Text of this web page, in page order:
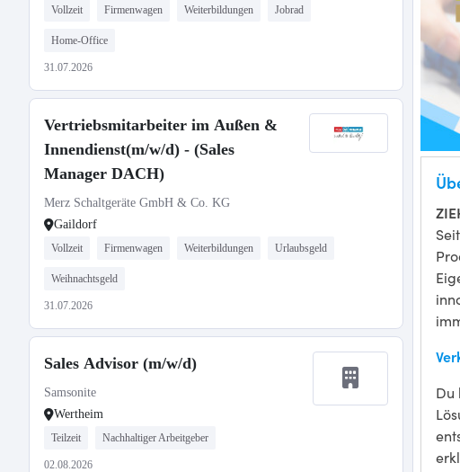
Vollzeit Firmenwagen Weiterbildungen Jobrad
Home-Office
31.07.2026
Vertriebsmitarbeiter im Außen &
Innendienst(m/w/d) - (Sales
Manager DACH)
Merz Schaltgeräte GmbH & Co. KG
Gaildorf
Vollzeit Firmenwagen Weiterbildungen Urlaubsgeld
Weihnachtsgeld
31.07.2026
Sales Advisor (m/w/d)
Samsonite
Wertheim
Teilzeit Nachhaltiger Arbeitgeber
02.08.2026